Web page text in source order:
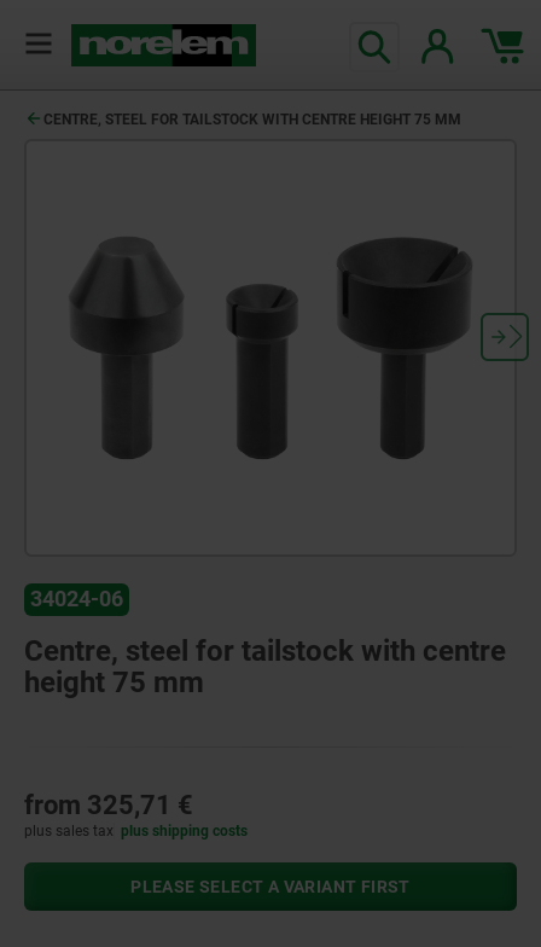
CENTRE, STEEL FOR TAILSTOCK WITH CENTRE HEIGHT 75 MM
34024-06
Centre, steel for tailstock with centre
height 75 mm
from 325,71 €
plus sales tax plus shipping costs
PLEASE SELECT A VARIANT FIRST